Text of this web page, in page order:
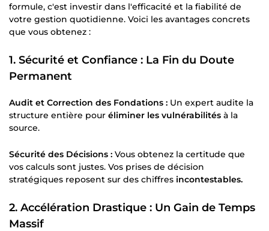
formule, c'est investir dans l'efficacité et la fiabilité de
votre gestion quotidienne. Voici les avantages concrets
que vous obtenez :
1. Sécurité et Confiance : La Fin du Doute
Permanent
Audit et Correction des Fondations : Un expert audite la
structure entière pour éliminer les vulnérabilités à la
source.
Sécurité des Décisions : Vous obtenez la certitude que
vos calculs sont justes. Vos prises de décision
stratégiques reposent sur des chiffres incontestables.
2. Accélération Drastique : Un Gain de Temps
Massif